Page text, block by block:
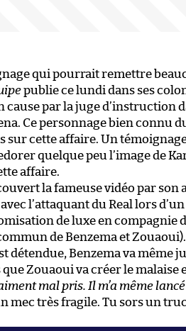
qui pourrait remettre
publie ce lundi dans ses
cause par la juge d’instruction
Ce personnage bien connu
sur cette affaire. Un
quelque peu l’image de
affaire.
la fameuse vidéo par son
l’attaquant du Real lors
de luxe en compagnie
de Benzema et
détendue, Benzema va même
que Zouaoui va créer le malaise
mal pris. Il m’a même lancé
mec très fragile. Tu sors un